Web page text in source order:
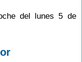
del lunes 5 de